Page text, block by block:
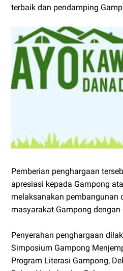
terbaik dan pendamping
Pemberian penghargaan
apresiasi kepada Gampong
melaksanakan pembangunan
masyarakat Gampong dengan
Penyerahan penghargaan
Simposium Gampong
Program Literasi Gampong,